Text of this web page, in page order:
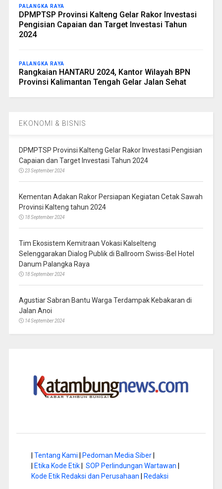
PALANGKA RAYA
DPMPTSP Provinsi Kalteng Gelar Rakor Investasi
Pengisian Capaian dan Target Investasi Tahun
2024
PALANGKA RAYA
Rangkaian HANTARU 2024, Kantor Wilayah BPN
Provinsi Kalimantan Tengah Gelar Jalan Sehat
EKONOMI & BISNIS
DPMPTSP Provinsi Kalteng Gelar Rakor Investasi Pengisian
Capaian dan Target Investasi Tahun 2024
23 September 2024
Kementan Adakan Rakor Persiapan Kegiatan Cetak Sawah
Provinsi Kalteng tahun 2024
18 September 2024
Tim Ekosistem Kemitraan Vokasi Kalselteng
Selenggarakan Dialog Publik di Ballroom Swiss-Bel Hotel
Danum Palangka Raya
18 September 2024
Agustiar Sabran Bantu Warga Terdampak Kebakaran di
Jalan Anoi
14 September 2024
Tentang Kami Pedoman Media Siber|
Etika Kode Etik| SOP Perlindungan Wartawan
Kode Etik Redaksi dan Perusahaan
Redaksi